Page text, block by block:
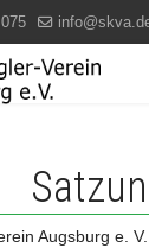
Augsburg e.